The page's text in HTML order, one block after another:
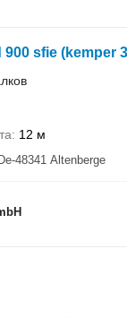
900 sfie (kemper
12 м
48341 Altenberge